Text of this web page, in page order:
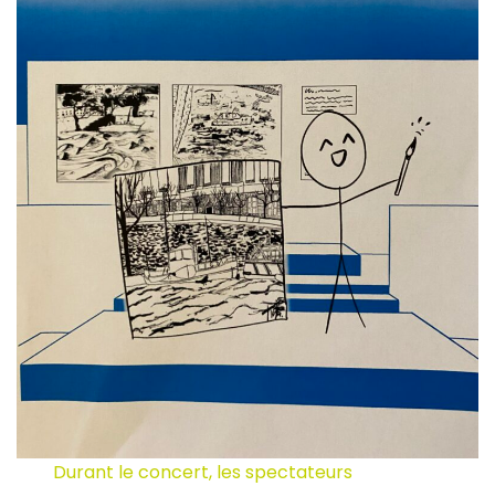
Durant le concert, les spectateurs